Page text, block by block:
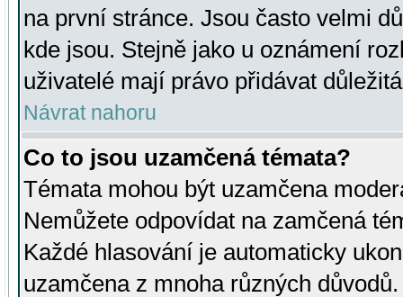
na první stránce. Jsou často velmi
kde jsou. Stejně jako u oznámení
uživatelé mají právo přidávat
Návrat nahoru
Co to jsou uzamčená témata?
Témata mohou být uzamčena
Nemůžete odpovídat na zamčená
Každé hlasování je automaticky
uzamčena z mnoha různých důvodů.